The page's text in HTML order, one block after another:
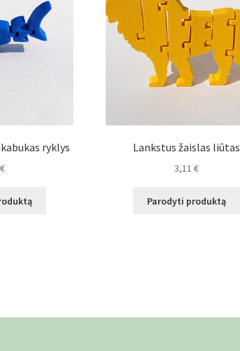
ryklys
€
Lankstus žaislas liūtas
3,11€
Parodyti produktą